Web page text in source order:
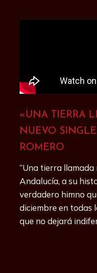
«UNA TIERRA
NUEVO
ROMERO
“Una tierra llamada
Andalucía, a su
verdadero himno
diciembre en todas
que no dejará